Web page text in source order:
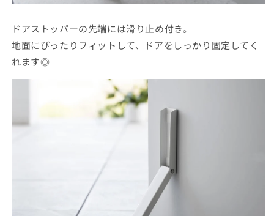
ドアストッパーの先端には滑り止め付き。
地面にぴったりフィットして、ドアをしっかり固定してく
れます◎